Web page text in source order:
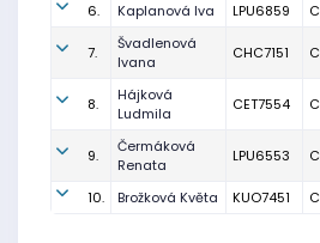
6. Kaplanová Iva LPU6859 C
7.
Švadlenová
Ivana
CHC7151 C
8.
Hájková
Ludmila
CET7554 C
9.
Čermáková
Renata
LPU6553 C
10. Brožková Květa KUO7451 C